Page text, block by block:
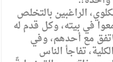
الراغبين بالتخلص
في بيته، وكل قدم له
مع أحدهم، وفي
تفاجأ الناس